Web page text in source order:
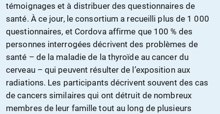
témoignages et à distribuer des questionnaires de
santé. À ce jour, le consortium a recueilli plus de 1 000
questionnaires, et Cordova affirme que 100 % des
personnes interrogées décrivent des problèmes de
santé – de la maladie de la thyroïde au cancer du
cerveau – qui peuvent résulter de l’exposition aux
radiations. Les participants décrivent souvent des cas
de cancers similaires qui ont détruit de nombreux
membres de leur famille tout au long de plusieurs